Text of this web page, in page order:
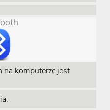
na komputerze jest